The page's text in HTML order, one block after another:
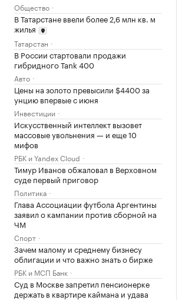
Общество
В Татарстане ввели более 2,6 млн кв. м
жилья
Татарстан
В России стартовали продажи
гибридного Tank 400
Авто
Цены на золото превысили $4400 за
унцию впервые с июня
Инвестиции
Искусственный интеллект вызовет
массовые увольнения — и еще 10
мифов
РБК и Yandex Cloud
Тимур Иванов обжаловал в Верховном
суде первый приговор
Политика
Глава Ассоциации футбола Аргентины
заявил о кампании против сборной на
ЧМ
Спорт
Зачем малому и среднему бизнесу
облигации и что важно знать о бирже
РБК и МСП Банк
Суд в Москве запретил пенсионерке
держать в квартире каймана и удава